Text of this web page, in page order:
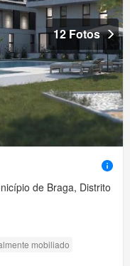
12 Fotos
de Braga, Distrito
mobiliado